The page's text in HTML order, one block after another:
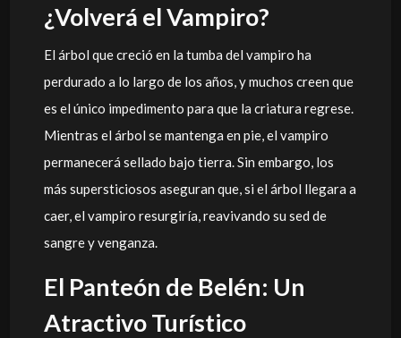
¿Volverá el Vampiro?
El árbol que creció en la tumba del vampiro ha
perdurado a lo largo de los años, y muchos creen que
es el único impedimento para que la criatura regrese.
Mientras el árbol se mantenga en pie, el vampiro
permanecerá sellado bajo tierra. Sin embargo, los
más supersticiosos aseguran que, si el árbol llegara a
caer, el vampiro resurgiría, reavivando su sed de
sangre y venganza.
El Panteón de Belén: Un
Atractivo Turístico